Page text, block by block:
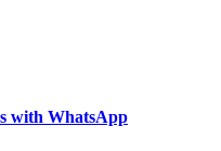
with WhatsApp